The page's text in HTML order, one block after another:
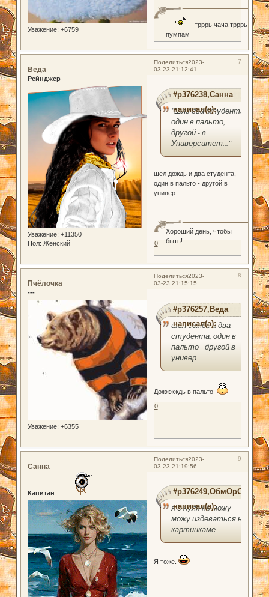
Уважение: +6759
трррь чача трррь
пумпам
Поделиться 7
2023-
03-23 21:12:41
Веда
Рейнджер
Уважение: +11350
Пол: Женский
#p376238,Санна
написал(а):
"Шли два студента:
один в пальто,
другой - в
Университет..."
шел дождь и два студента,
один в пальто - другой в
универ
Хороший день, чтобы
быть!
0
Поделиться 8
2023-
03-23 21:15:15
Пчёлочка
---
Уважение: +6355
#p376257,Веда
написал(а):
шел дождь и два
студента, один в
пальто - другой в
универ
Дожжжждь в пальто
0
Поделиться 9
2023-
03-23 21:19:56
Санна
Капитан
#p376249,ОбмОрОк
написал(а):
я с нуля не можу-
можу издеваться на
картинкаме
Я тоже.